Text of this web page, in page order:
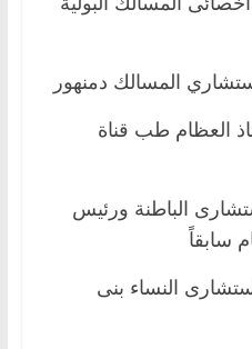
المسالك دمنهور
العظام طب قناة
الباطنة ورئيس
سابقاً
النساء بنى